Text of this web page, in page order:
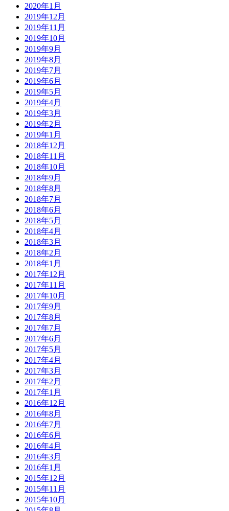
2020年1月
2019年12月
2019年11月
2019年10月
2019年9月
2019年8月
2019年7月
2019年6月
2019年5月
2019年4月
2019年3月
2019年2月
2019年1月
2018年12月
2018年11月
2018年10月
2018年9月
2018年8月
2018年7月
2018年6月
2018年5月
2018年4月
2018年3月
2018年2月
2018年1月
2017年12月
2017年11月
2017年10月
2017年9月
2017年8月
2017年7月
2017年6月
2017年5月
2017年4月
2017年3月
2017年2月
2017年1月
2016年12月
2016年8月
2016年7月
2016年6月
2016年4月
2016年3月
2016年1月
2015年12月
2015年11月
2015年10月